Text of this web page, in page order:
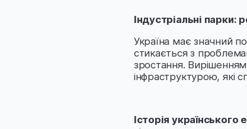
Індустріальні
Україна має значний
стикається з
зростання.
інфраструктурою, які
Історія українського